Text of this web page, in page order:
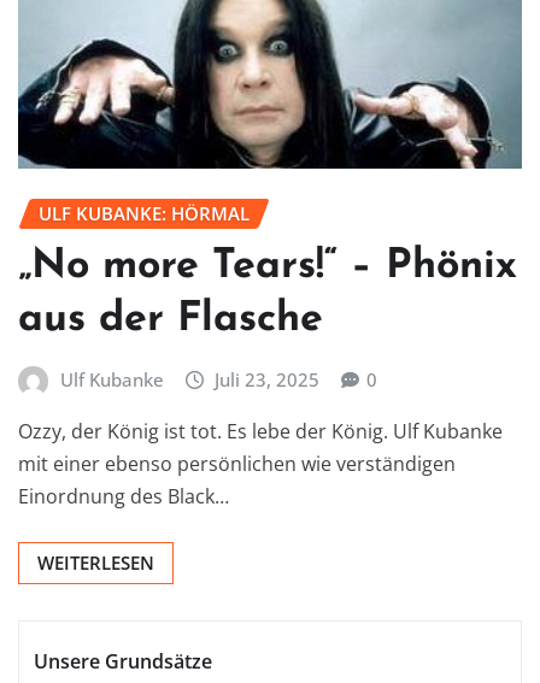
ULF KUBANKE: HÖRMAL
„No more Tears!“ – Phönix
aus der Flasche
Ulf Kubanke Juli 23, 2025 0
Ozzy, der König ist tot. Es lebe der König. Ulf Kubanke
mit einer ebenso persönlichen wie verständigen
Einordnung des Black…
WEITERLESEN
Unsere Grundsätze